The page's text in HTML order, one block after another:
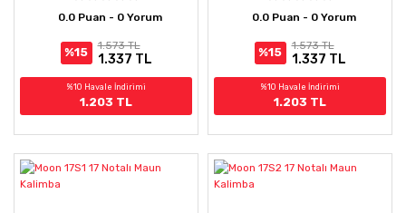
0.0 Puan - 0 Yorum
%15
1.573 TL
1.337 TL
%10 Havale İndirimi
1.203 TL
0.0 Puan - 0 Yorum
%15
1.573 TL
1.337 TL
%10 Havale İndirimi
1.203 TL